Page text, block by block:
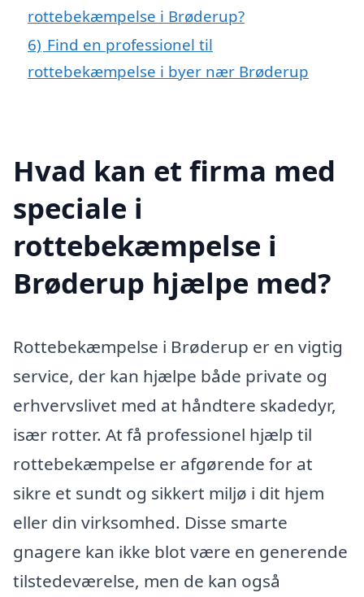
rottebekæmpelse i Brøderup?
6) Find en professionel til
rottebekæmpelse i byer nær Brøderup
Hvad kan et firma med
speciale i
rottebekæmpelse i
Brøderup hjælpe med?
Rottebekæmpelse i Brøderup er en vigtig
service, der kan hjælpe både private og
erhvervslivet med at håndtere skadedyr,
især rotter. At få professionel hjælp til
rottebekæmpelse er afgørende for at
sikre et sundt og sikkert miljø i dit hjem
eller din virksomhed. Disse smarte
gnagere kan ikke blot være en generende
tilstedeværelse, men de kan også